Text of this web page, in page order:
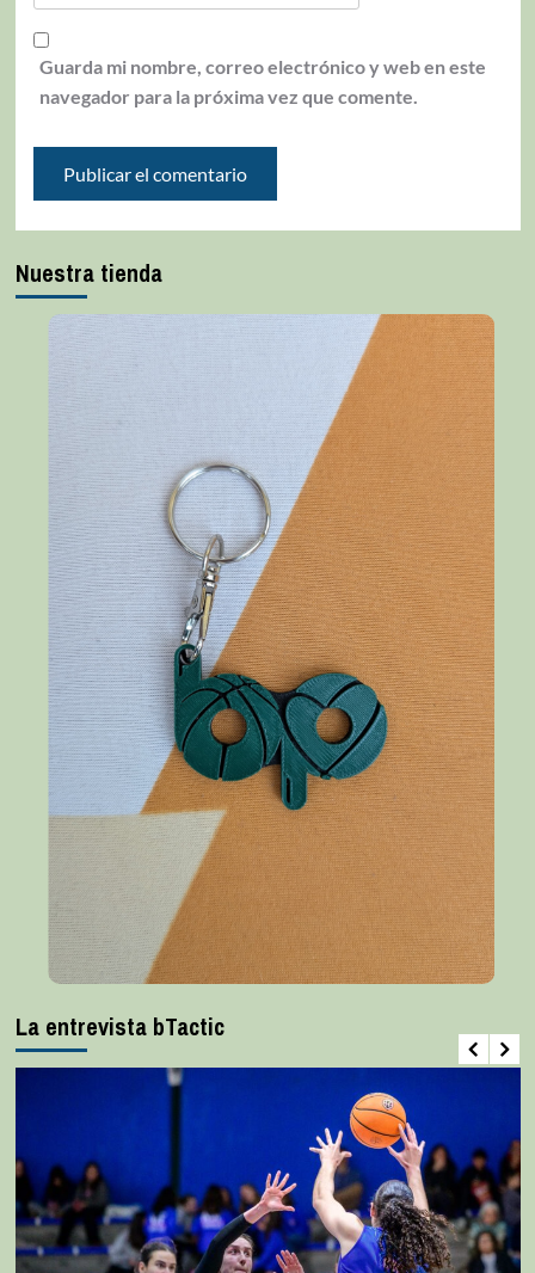
Guarda mi nombre, correo electrónico y web en este
navegador para la próxima vez que comente.
Nuestra tienda
La entrevista bTactic